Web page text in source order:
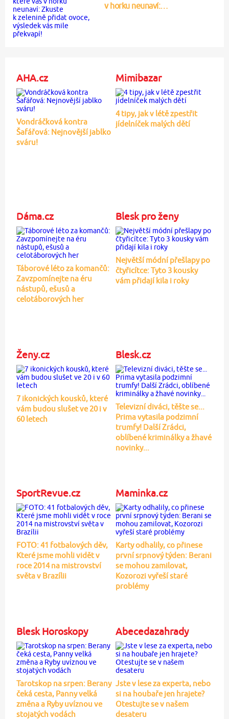
v horku neunaví:…
AHA.cz
Vondráčková kontra
Šafářová: Nejnovější jablko
sváru!
Mimibazar
4 tipy, jak v létě zpestřit
jídelníček malých dětí
Dáma.cz
Táborové léto za komančů:
Zavzpomínejte na éru
nástupů, ešusů a
celotáborových her
Blesk pro ženy
Největší módní přešlapy po
čtyřicítce: Tyto 3 kousky
vám přidají kila i roky
Ženy.cz
7 ikonických kousků, které
vám budou slušet ve 20 i v
60 letech
Blesk.cz
Televizní diváci, těšte se...
Prima vytasila podzimní
trumfy! Další Zrádci,
oblíbené kriminálky a žhavé
novinky...
SportRevue.cz
FOTO: 41 fotbalových děv,
Které jsme mohli vidět v
roce 2014 na mistrovství
světa v Brazílii
Maminka.cz
Karty odhalily, co přinese
první srpnový týden: Berani
se mohou zamilovat,
Kozorozi vyřeší staré
problémy
Blesk Horoskopy
Tarotskop na srpen: Berany
čeká cesta, Panny velká
změna a Ryby uvíznou ve
stojatých vodách
Abecedazahrady
Jste v lese za experta, nebo
si na houbaře jen hrajete?
Otestujte se v našem
desateru